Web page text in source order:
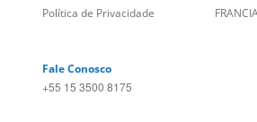
Mapa do site
Fale Conosco